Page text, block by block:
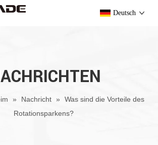
Deutsch
» Nachricht » Was sind die Vorteile des
Rotationsparkens?